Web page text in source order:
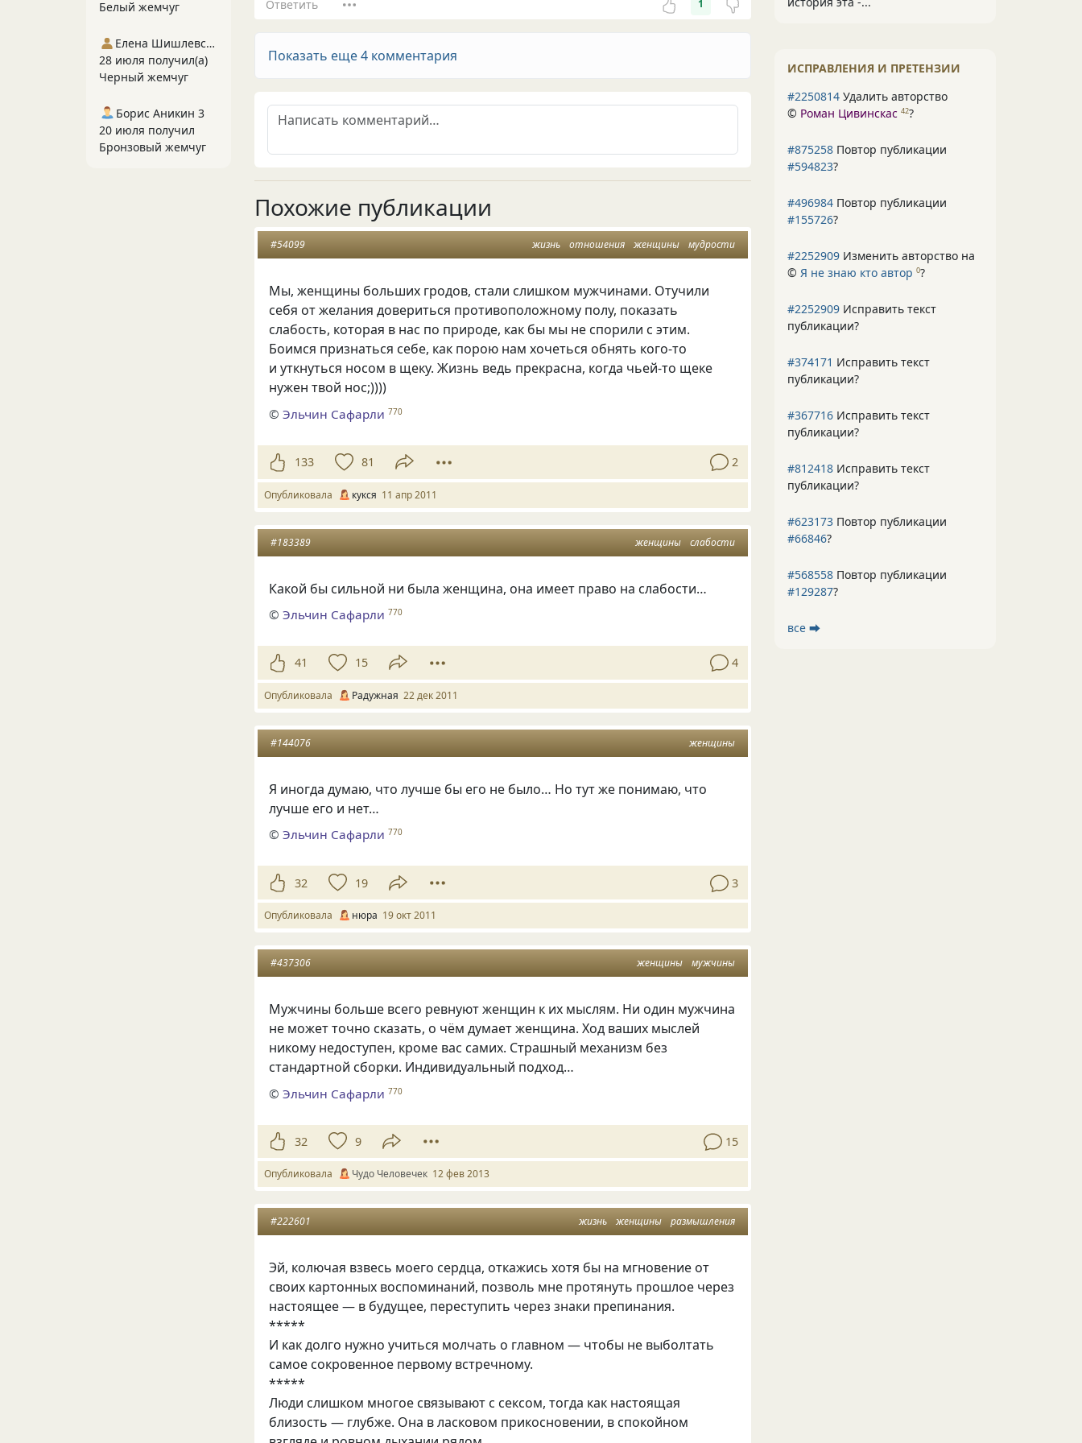
Ответить 1
Показать еще 4 комментария
Похожие публикации
жизнь отношения женщины мудрости
#54099
Мы, женщины больших гродов, стали слишком мужчинами. Отучили
себя от желания довериться противоположному полу, показать
слабость, которая в нас по природе, как бы мы не спорили с этим.
Боимся признаться себе, как порою нам хочеться обнять кого-то
и уткнуться носом в щеку. Жизнь ведь прекрасна, когда чьей-то щеке
нужен твой нос;))))
©Эльчин Сафарли 770
133 81 2
Опубликовала кукся 11 апр 2011
женщины слабости
#183389
Какой бы сильной ни была женщина, она имеет право на слабости…
©Эльчин Сафарли 770
41 15 4
Опубликовала Радужная 22 дек 2011
женщины
#144076
Я иногда думаю, что лучше бы его не было… Но тут же понимаю, что
лучше его и нет…
©Эльчин Сафарли 770
32 19 3
Опубликовала нюра 19 окт 2011
женщины мужчины
#437306
Мужчины больше всего ревнуют женщин к их мыслям. Ни один мужчина
не может точно сказать, о чём думает женщина. Ход ваших мыслей
никому недоступен, кроме вас самих. Страшный механизм без
стандартной сборки. Индивидуальный подход…
©Эльчин Сафарли 770
32 9 15
Опубликовала Чудо Человечек 12 фев 2013
жизнь женщины размышления
#222601
Эй, колючая взвесь моего сердца, откажись хотя бы на мгновение от
своих картонных воспоминаний, позволь мне протянуть прошлое через
настоящее — в будущее, переступить через знаки препинания.
*****
И как долго нужно учиться молчать о главном — чтобы не выболтать
самое сокровенное первому встречному.
*****
Люди слишком многое связывают с сексом, тогда как настоящая
близость — глубже. Она в ласковом прикосновении, в спокойном
ИСПРАВЛЕНИЯ И ПРЕТЕНЗИИ
#2250814 Удалить авторство
© Роман Цивинскас 42?
#875258 Повтор публикации
#594823?
#496984 Повтор публикации
#155726?
#2252909 Изменить авторство на
© Я не знаю кто автор 0?
#2252909 Исправить текст
публикации?
#374171 Исправить текст
публикации?
#367716 Исправить текст
публикации?
#812418 Исправить текст
публикации?
#623173 Повтор публикации
#66846?
#568558 Повтор публикации
#129287?
все ⮕
Белый жемчуг
Елена Шишлевская
28 июля получил(а)
Черный жемчуг
Борис Аникин 3
20 июля получил
Бронзовый жемчуг